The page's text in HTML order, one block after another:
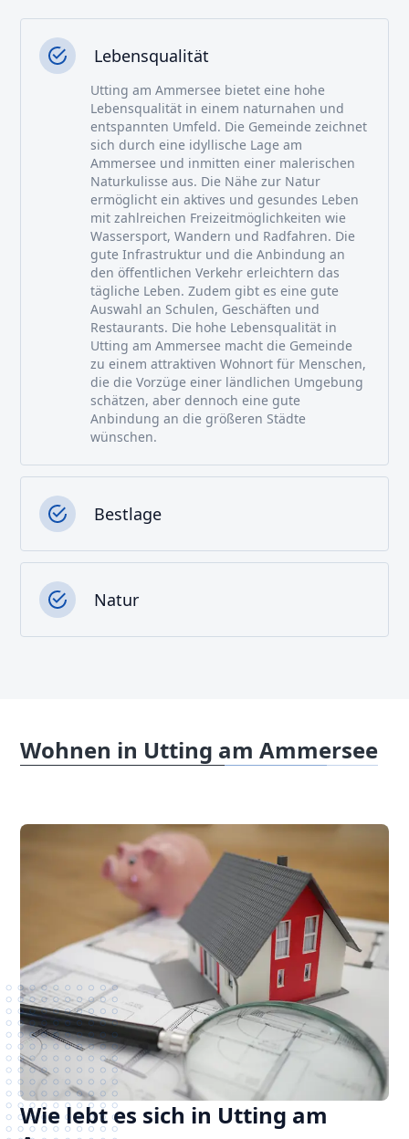
Lebensqualität
Utting am Ammersee bietet eine hohe
Lebensqualität in einem naturnahen und
entspannten Umfeld. Die Gemeinde zeichnet
sich durch eine idyllische Lage am
Ammersee und inmitten einer malerischen
Naturkulisse aus. Die Nähe zur Natur
ermöglicht ein aktives und gesundes Leben
mit zahlreichen Freizeitmöglichkeiten wie
Wassersport, Wandern und Radfahren. Die
gute Infrastruktur und die Anbindung an
den öffentlichen Verkehr erleichtern das
tägliche Leben. Zudem gibt es eine gute
Auswahl an Schulen, Geschäften und
Restaurants. Die hohe Lebensqualität in
Utting am Ammersee macht die Gemeinde
zu einem attraktiven Wohnort für Menschen,
die die Vorzüge einer ländlichen Umgebung
schätzen, aber dennoch eine gute
Anbindung an die größeren Städte
wünschen.
Bestlage
Natur
Wohnen in Utting am Ammersee
Wie lebt es sich in Utting am